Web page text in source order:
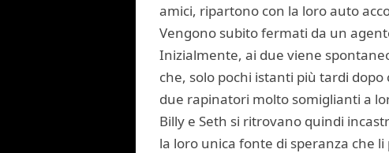
amici, ripartono con la loro auto
Vengono subito fermati da un
Inizialmente, ai due viene
che, solo pochi istanti più tardi
due rapinatori molto somiglianti a
Billy e Seth si ritrovano quindi
la loro unica fonte di speranza che